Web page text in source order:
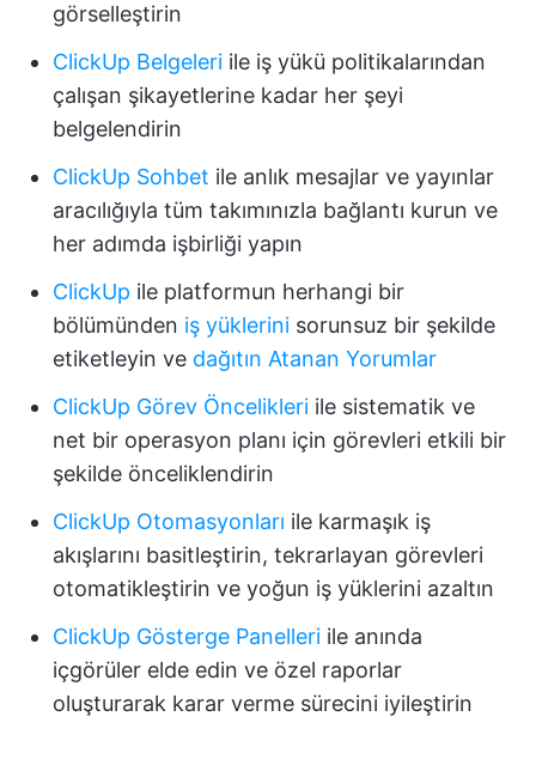
görselleştirin
ClickUp Belgeleri ile iş yükü politikalarından
çalışan şikayetlerine kadar her şeyi
belgelendirin
ClickUp Sohbet ile anlık mesajlar ve yayınlar
aracılığıyla tüm takımınızla bağlantı kurun ve
her adımda işbirliği yapın
ClickUp ile platformun herhangi bir
bölümünden iş yüklerini sorunsuz bir şekilde
etiketleyin ve dağıtın Atanan Yorumlar
ClickUp Görev Öncelikleri ile sistematik ve
net bir operasyon planı için görevleri etkili bir
şekilde önceliklendirin
ClickUp Otomasyonları ile karmaşık iş
akışlarını basitleştirin, tekrarlayan görevleri
otomatikleştirin ve yoğun iş yüklerini azaltın
ClickUp Gösterge Panelleri ile anında
içgörüler elde edin ve özel raporlar
oluşturarak karar verme sürecini iyileştirin